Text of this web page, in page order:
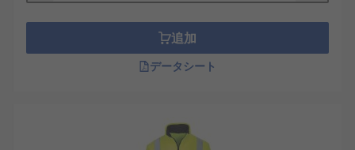
追加
データシート